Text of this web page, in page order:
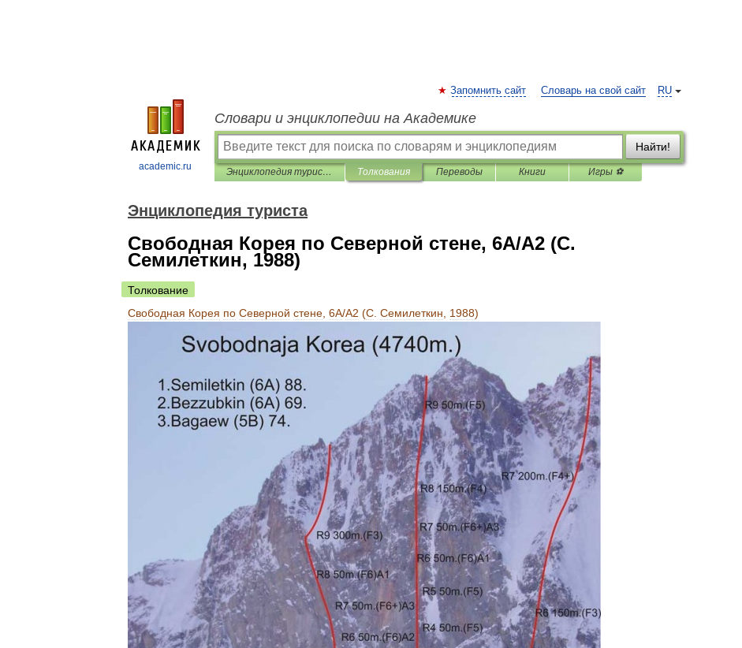
academic.ru
RU
Запомнить сайт Словарь на свой сайт
Словари и энциклопедии на Академике
Найти!
Энциклопедия туриста Толкования Переводы Книги Игры ⚽
Энциклопедия туриста
Свободная Корея по Северной стене, 6А/А2 (С.
Семилеткин, 1988)
Толкование
Свободная Корея по Северной стене 6А/А2 (С Семилеткин 1988)